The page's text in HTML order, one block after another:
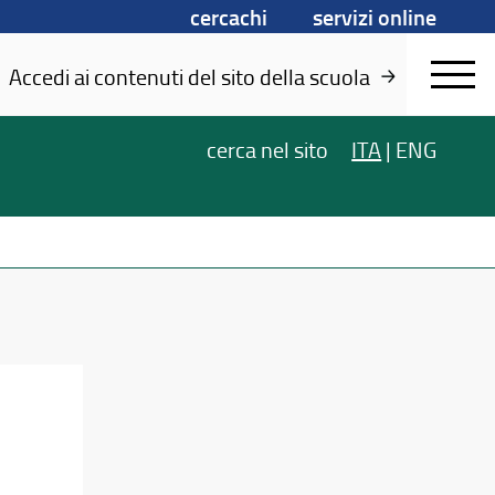
cercachi
servizi online
Accedi ai contenuti del sito della scuola
cerca nel sito ITA | ENG